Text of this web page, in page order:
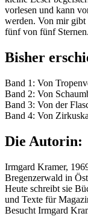
vorlesen und kann
werden. Von mir gibt
fünf von fünf Sternen.
Bisher
Band 1: Von
Band 2: Von
Band 3: Von der
Band 4: Von
Die Autorin:
Irmgard Kramer,
Bregenzerwald in
Heute schreibt sie
und Texte für
Besucht Irmgard